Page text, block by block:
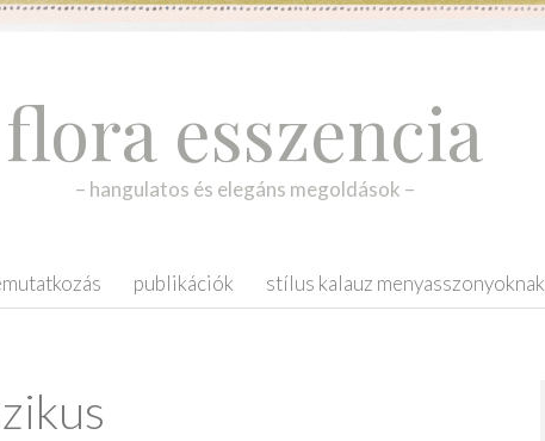
flora esszencia
– hangulatos és elegáns megoldások –
publikációk stílus kalauz menyasszonyoknak